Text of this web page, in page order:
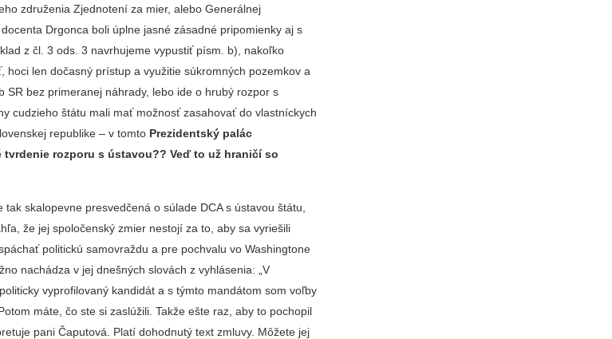
združenia Zjednotení za mier, alebo Generálnej
Drgonca boli úplne jasné zásadné pripomienky aj s
z čl. 3 ods. 3 navrhujeme vypustiť písm. b), nakoľko
hoci len dočasný prístup a využitie súkromných pozemkov a
SR bez primeranej náhrady, lebo ide o hrubý rozpor s
cudzieho štátu mali mať možnosť zasahovať do vlastníckych
republike – v tomto Prezidentský palác
rozporu s ústavou?? Veď to už hraničí so
skalopevne presvedčená o súlade DCA s ústavou štátu,
že jej spoločenský zmier nestojí za to, aby sa vyriešili
politickú samovraždu a pre pochvalu vo Washingtone
nachádza v jej dnešných slovách z vyhlásenia: „V
vyprofilovaný kandidát a s týmto mandátom som voľby
máte, čo ste si zaslúžili. Takže ešte raz, aby to pochopil
pani Čaputová. Platí dohodnutý text zmluvy. Môžete jej